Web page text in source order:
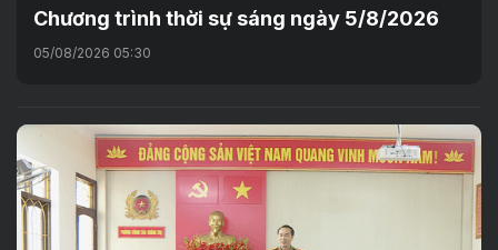
Chương trình thời sự sáng ngày 5/8/2026
05/08/2026 05:30